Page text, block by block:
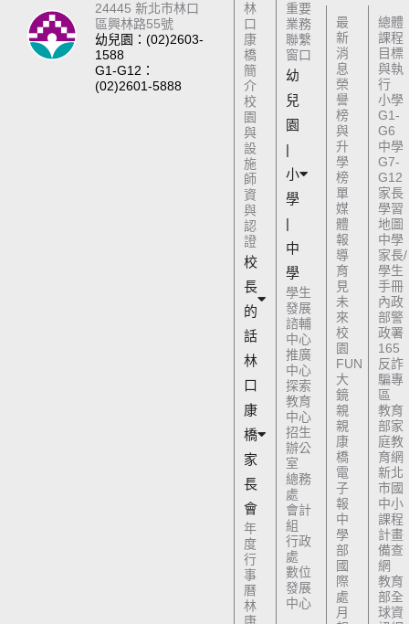
24445 新北市林口
區興林路55號
幼兒園：(02)2603-
1588
G1-G12：
(02)2601-5888
林
口
康
橋
簡
介
校
園
與
設
施
師
資
與
認
證
校
長
的
話
林
口
康
橋
家
長
會
年
度
行
事
曆
林
重要
業務
聯繫
窗口
幼
兒
園
|
小
學
|
中
學
學生
發展
諮輔
中心
推廣
中心
探索
教育
中心
招生
辦公
室
總務
處
會計
組
行政
處
數位
發展
中心
最
新
消
息
榮
譽
榜
與
升
學
榜
單
媒
體
報
導
育
見
未
來
校
園
FUN
大
鏡
親
親
康
橋
電
子
報
中
學
部
國
際
處
月
總體
課程
目標
與執
行
小學
G1-
G6
中學
G7-
G12
家長
學習
地圖
中學
家長/
學生
手冊
內政
部警
政署
165
反詐
騙專
區
教育
部家
庭教
育網
新北
市國
中小
課程
計畫
備查
網
教育
部全
球資